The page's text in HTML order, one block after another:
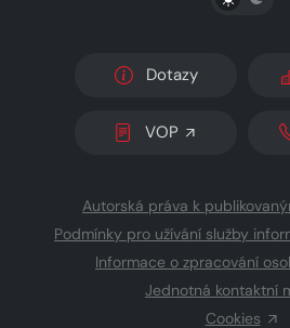
Dotazy
VOP
Autorská práva k
Podmínky pro užívání služby
Informace o zpracování
Jednotná kontaktní
Cookies